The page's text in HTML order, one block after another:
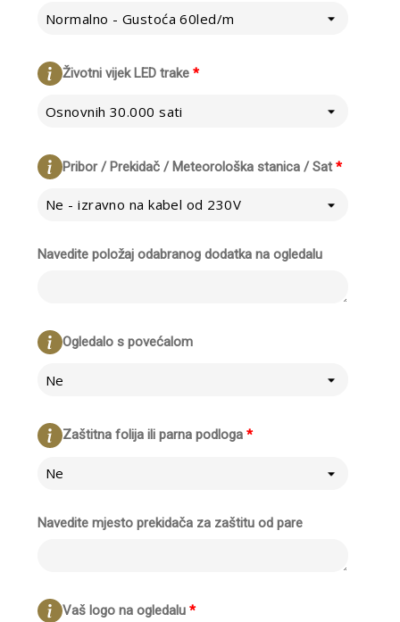
Normalno - Gustoća 60led/m
*
Životni vijek LED trake
Osnovnih 30.000 sati
*
Pribor / Prekidač / Meteorološka stanica / Sat
Ne - izravno na kabel od 230V
Navedite položaj odabranog dodatka na ogledalu
Ogledalo s povećalom
Ne
*
Zaštitna folija ili parna podloga
Ne
Navedite mjesto prekidača za zaštitu od pare
*
Vaš logo na ogledalu